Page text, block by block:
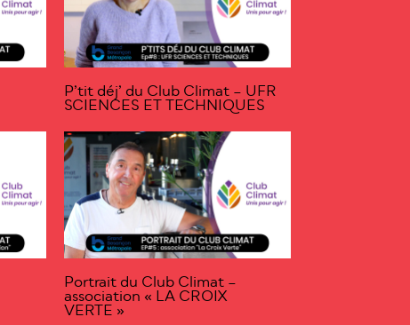
P’tit déj’ du Club Climat – UFR
SCIENCES ET TECHNIQUES
Portrait du Club Climat –
association « LA CROIX
VERTE »